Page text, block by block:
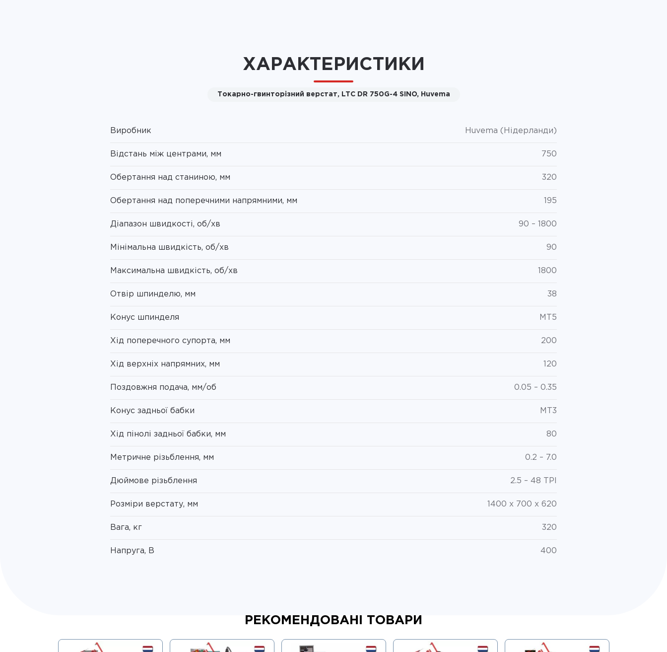
ХАРАКТЕРИСТИКИ
Токарно-гвинторізний верстат, LTC DR 750G-4 SINO, Huvema
Виробник Huvema (Нідерланди)
Відстань між центрами, мм 750
Обертання над станиною, мм 320
Обертання над поперечними напрямними, мм 195
Діапазон швидкості, об/хв 90 – 1800
Мінімальна швидкість, об/хв 90
Максимальна швидкість, об/хв 1800
Отвір шпинделю, мм 38
Конус шпинделя MT5
Хід поперечного супорта, мм 200
Хід верхніх напрямних, мм 120
Поздовжня подача, мм/об 0.05 – 0.35
Конус задньої бабки MT3
Хід пінолі задньої бабки, мм 80
Метричне різьблення, мм 0.2 – 7.0
Дюймове різьблення 2.5 – 48 TPI
Розміри верстату, мм 1400 x 700 x 620
Вага, кг 320
Напруга, В 400
РЕКОМЕНДОВАНІ ТОВАРИ